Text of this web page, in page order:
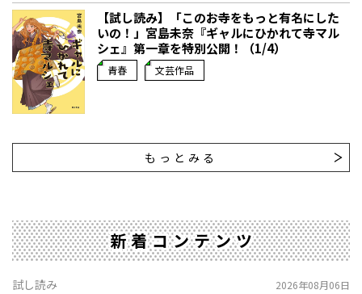
【試し読み】「このお寺をもっと有名にした
いの！」宮島未奈『ギャルにひかれて寺マル
シェ』第一章を特別公開！（1/4）
青春 文芸作品
もっとみる
新着コンテンツ
試し読み 2026年08月06日